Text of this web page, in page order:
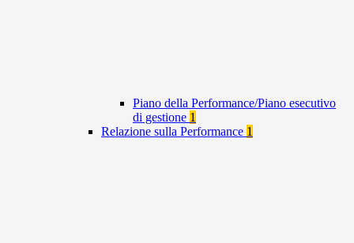
Piano della Performance/Piano esecutivo
di gestione 1
Relazione sulla Performance 1